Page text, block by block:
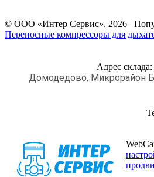
© ООО «Интер Сервис», 2026
Переносные компрессоры для
Адрес склада:
Домодедово, Микрорайон